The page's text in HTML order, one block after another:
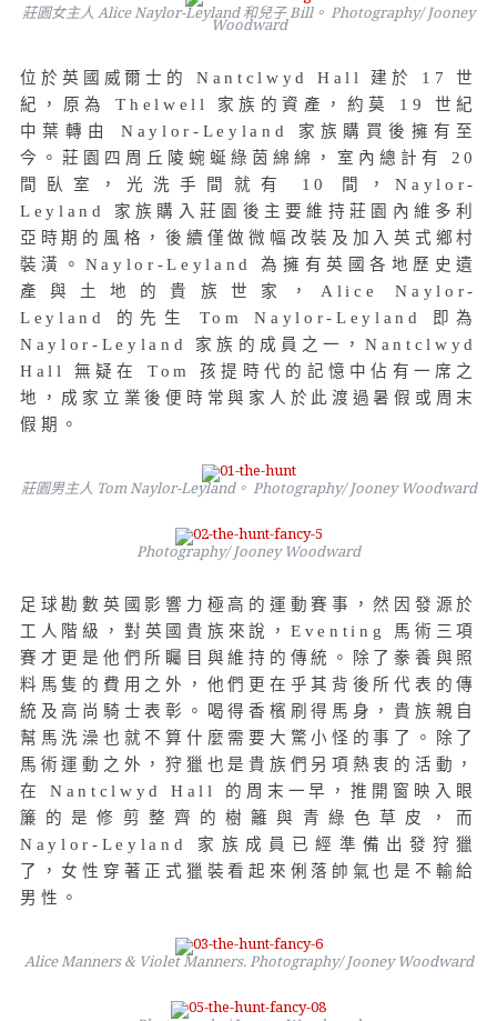
莊園女主人 Alice Naylor-Leyland 和兒子 Bill。 Photography/ Jooney
Woodward
位於英國威爾士的 Nantclwyd Hall 建於 17 世
紀，原為 Thelwell 家族的資產，約莫 19 世紀
中葉轉由 Naylor-Leyland 家族購買後擁有至
今。莊園四周丘陵蜿蜒綠茵綿綿，室內總計有 20
間臥室，光洗手間就有 10 間，Naylor-
Leyland 家族購入莊園後主要維持莊園內維多利
亞時期的風格，後續僅做微幅改裝及加入英式鄉村
裝潢。Naylor-Leyland 為擁有英國各地歷史遺
產與土地的貴族世家，Alice Naylor-
Leyland 的先生 Tom Naylor-Leyland 即為
Naylor-Leyland 家族的成員之一，Nantclwyd
Hall 無疑在 Tom 孩提時代的記憶中佔有一席之
地，成家立業後便時常與家人於此渡過暑假或周末
假期。
莊園男主人 Tom Naylor-Leyland。 Photography/ Jooney Woodward
Photography/ Jooney Woodward
足球勘數英國影響力極高的運動賽事，然因發源於
工人階級，對英國貴族來說，Eventing 馬術三項
賽才更是他們所矚目與維持的傳統。除了豢養與照
料馬隻的費用之外，他們更在乎其背後所代表的傳
統及高尚騎士表彰。喝得香檳刷得馬身，貴族親自
幫馬洗澡也就不算什麼需要大驚小怪的事了。除了
馬術運動之外，狩獵也是貴族們另項熱衷的活動，
在 Nantclwyd Hall 的周末一早，推開窗映入眼
簾的是修剪整齊的樹籬與青綠色草皮，而
Naylor-Leyland 家族成員已經準備出發狩獵
了，女性穿著正式獵裝看起來俐落帥氣也是不輸給
男性。
Alice Manners & Violet Manners. Photography/ Jooney Woodward